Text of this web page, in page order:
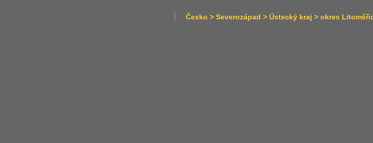
Česko > Severozápad > Ústecký kraj > okres